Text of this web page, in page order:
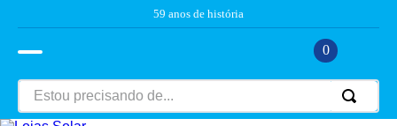
59 anos de história
0